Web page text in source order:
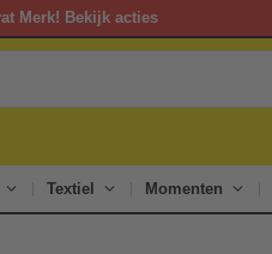
Merk! Bekijk acties
Textiel Momenten